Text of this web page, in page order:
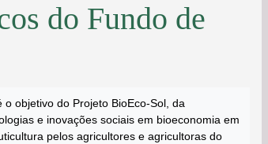
do Fundo de
objetivo do Projeto BioEco-Sol, da
e inovações sociais em bioeconomia em
pelos agricultores e agricultoras do